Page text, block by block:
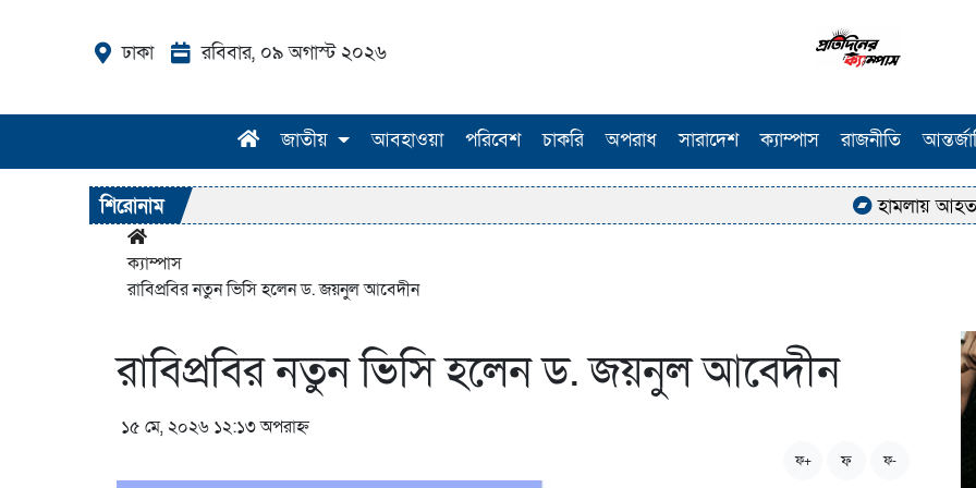
ঢাকা রবিবার, ০৯ অগাস্ট ২০২৬
জাতীয় আবহাওয়া পরিবেশ চাকরি অপরাধ সারাদেশ ক্যাম্পাস রাজনীতি
শিরোনাম হামলায় আহত ঢাকা
ক্যাম্পাস
রাবিপ্রবির নতুন ভিসি হলেন ড. জয়নুল আবেদীন
রাবিপ্রবির নতুন ভিসি হলেন ড. জয়নুল আবেদীন
১৫ মে, ২০২৬ ১২:১৩ অপরাহ্ন
ফ+ ফ ফ-